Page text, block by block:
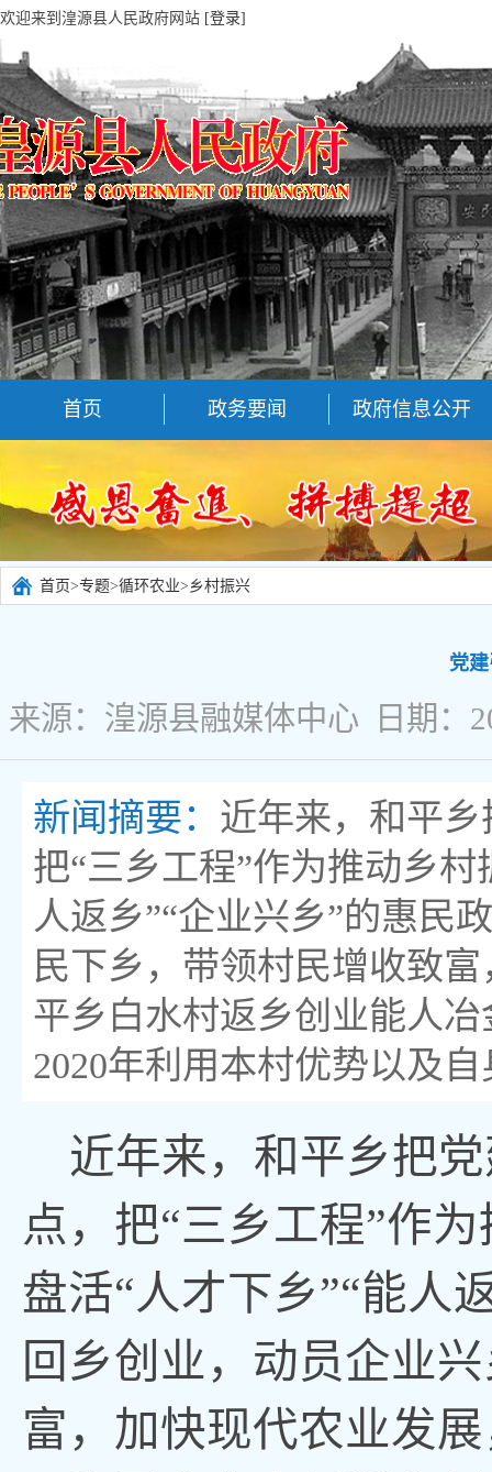
欢迎来到湟源县人民政府网站 [登录]
首页 政务要闻 政府信息公开
首页>专题>循环农业> 乡村振兴
党
来源：湟源县融媒体中心 日期：
新闻摘要： 近年来，和平
把“三乡工程”作为推动乡
人返乡”“企业兴乡”的惠民
民下乡，带领村民增收致
平乡白水村返乡创业能人
2020年利用本村优势以及
近年来，和平乡把
点，把“三乡工程”作
盘活“人才下乡”“能人
回乡创业，动员企业
富，加快现代农业发